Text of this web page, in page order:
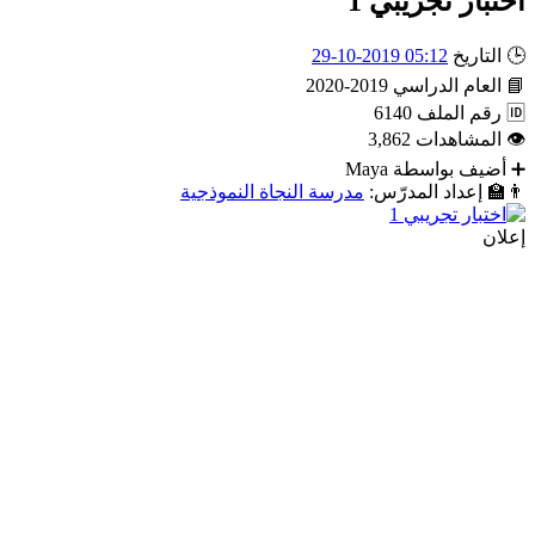
🕒 التاريخ 05:12 2019-10-29
📘
العام الدراسي 2019-2020
🆔 رقم الملف 6140
👁
المشاهدات 3,862
➕
أضيف بواسطة Maya
👨‍🏫
إعداد المدرّس: مدرسة النجاة النموذجية
إعلان